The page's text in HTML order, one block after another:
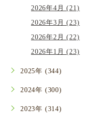
2026年4月 (21)
2026年3月 (23)
2026年2月 (22)
2026年1月 (23)
2025年 (344)
2024年 (300)
2023年 (314)